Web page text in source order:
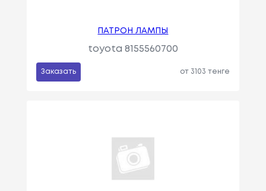
ПАТРОН ЛАМПЫ
toyota 8155560700
Заказать от 3103 тенге